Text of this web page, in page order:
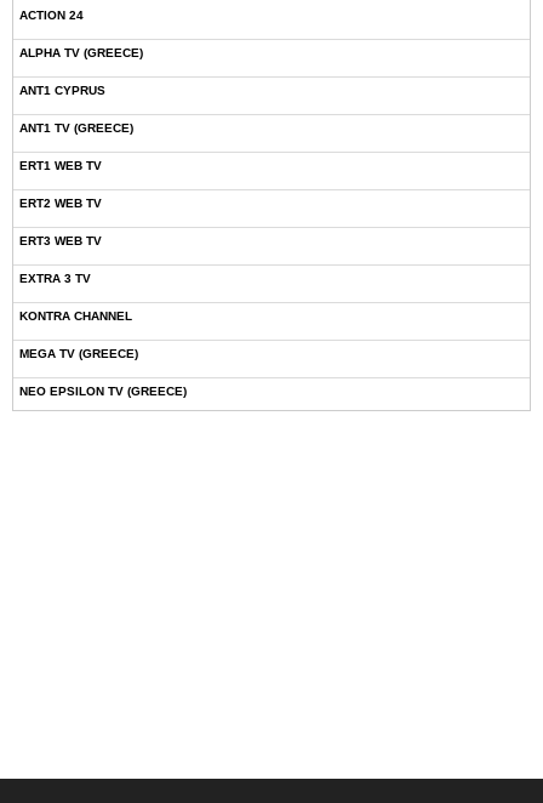
ACTION 24
ALPHA TV (GREECE)
ANT1 CYPRUS
ANT1 TV (GREECE)
ERT1 WEB TV
ERT2 WEB TV
ERT3 WEB TV
EXTRA 3 TV
KONTRA CHANNEL
MEGA TV (GREECE)
NEO EPSILON TV (GREECE)